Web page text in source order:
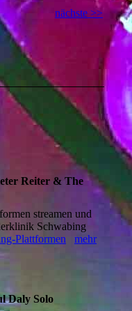
nächste >>
Reiter & The
streamen und
Schwabing
Plattformen mehr
Daly Solo